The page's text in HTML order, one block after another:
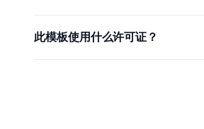
此模板使用什么许可证？